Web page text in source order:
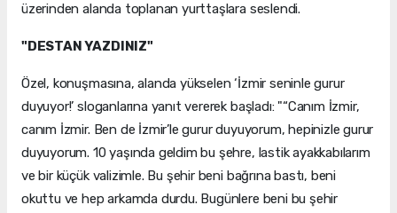
üzerinden alanda toplanan yurttaşlara seslendi.
"DESTAN YAZDINIZ"
Özel, konuşmasına, alanda yükselen ‘İzmir seninle gurur
duyuyor!’ sloganlarına yanıt vererek başladı: "“Canım İzmir,
canım İzmir. Ben de İzmir’le gurur duyuyorum, hepinizle gurur
duyuyorum. 10 yaşında geldim bu şehre, lastik ayakkabılarım
ve bir küçük valizimle. Bu şehir beni bağrına bastı, beni
okuttu ve hep arkamda durdu. Bugünlere beni bu şehir